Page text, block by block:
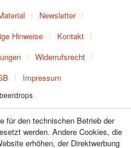
Newsletter
Hinweise
Kontakt
Widerrufsrecht
Impressum
für den technischen Betrieb der
werden. Andere Cookies, die
erhöhen, der Direktwerbung